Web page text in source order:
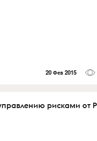
20 Фев 2015
рисками от